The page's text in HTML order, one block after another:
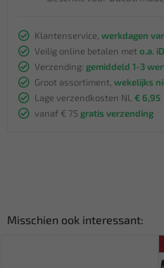
Klantenservice, werkdagen
Veilig online betalen met o.a.
Verzending: gemiddeld 1-3
Groot assortiment, wekelijks
Lage verzendkosten NL € 6,95
vanaf € 75 gratis verzending
Misschien ook interessant: